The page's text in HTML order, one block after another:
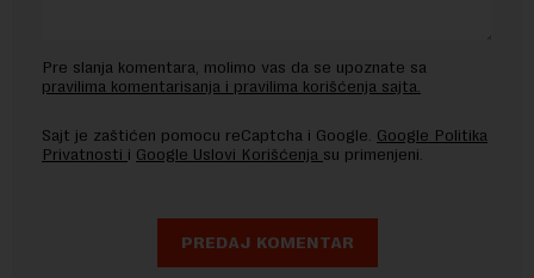
Pre slanja komentara, molimo vas da se upoznate sa
pravilima komentarisanja i pravilima korišćenja sajta.
Sajt je zaštićen pomocu reCaptcha i Google. Google Politika
Privatnosti i Google Uslovi Korišćenja su primenjeni.